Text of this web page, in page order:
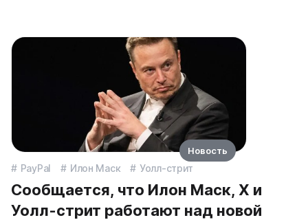
PayPal Илон Маск Уолл-стрит
Сообщается, что Илон Маск, X и
Уолл-стрит работают над новой
Новость